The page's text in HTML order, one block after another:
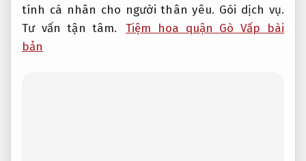
tính cá nhân cho người thân yêu. Gói dịch vụ.
Tư vấn tận tâm.
Tiệm hoa quận Gò Vấp bài
bản